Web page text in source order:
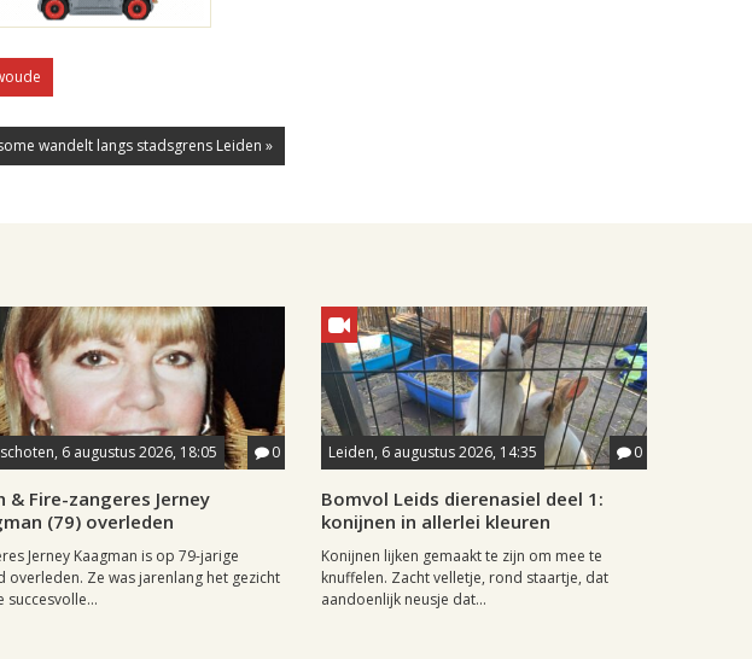
wandelt langs stadsgrens Leiden »
6 augustus 2026, 18:05 0
& Fire-zangeres Jerney
(79) overleden
Jerney Kaagman is op 79-jarige
overleden. Ze was jarenlang het gezicht
succesvolle...
Leiden, 6 augustus 2026, 14:35 0
Bomvol Leids dierenasiel deel 1:
konijnen in allerlei kleuren
Konijnen lijken gemaakt te zijn om mee te
knuffelen. Zacht velletje, rond staartje, dat
aandoenlijk neusje dat...